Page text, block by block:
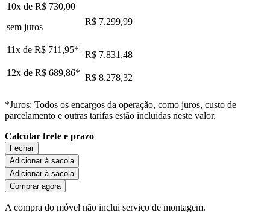
10x de R$ 730,00
sem juros
R$ 7.299,99
11x de R$ 711,95*
R$ 7.831,48
12x de R$ 689,86* R$ 8.278,32
*Juros: Todos os encargos da operação, como juros, custo de
parcelamento e outras tarifas estão incluídas neste valor.
Calcular frete e prazo
Fechar
Adicionar à sacola
Adicionar à sacola
Comprar agora
A compra do móvel não inclui serviço de montagem.